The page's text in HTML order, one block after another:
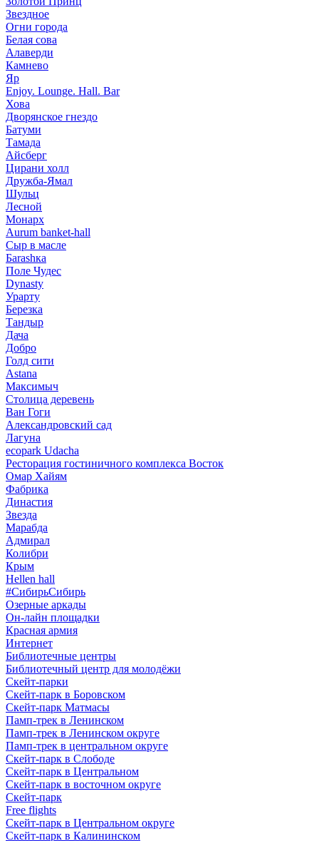
Звездное
Огни города
Белая сова
Алаверди
Камнево
Яр
Enjoy. Lounge. Hall. Bar
Хова
Дворянское гнездо
Батуми
Тамада
Айсберг
Цирани холл
Дружба-Ямал
Шульц
Лесной
Монарх
Aurum banket-hall
Сыр в масле
Баrаshка
Поле Чудес
Dynasty
Урарту
Березка
Тандыр
Дача
Добро
Голд сити
Astana
Максимыч
Столица деревень
Ван Гоги
Александровский сад
Лагуна
ecopark Udacha
Ресторация гостиничного комплекса Восток
Омар Хайям
Фабрика
Династия
Звезда
Марабда
Адмирал
Колибри
Крым
Hellen hall
#СибирьСибирь
Озерные аркады
Он-лайн площадки
Красная армия
Интернет
Библиотечные центры
Библиотечный центр для молодёжи
Скейт-парки
Скейт-парк в Боровском
Скейт-парк Матмасы
Памп-трек в Ленинском
Памп-трек в Ленинском округе
Памп-трек в центральном округе
Скейт-парк в Слободе
Скейт-парк в Центральном
Скейт-парк в восточном округе
Скейт-парк
Free flights
Скейт-парк в Центральном округе
Скейт-парк в Калининском